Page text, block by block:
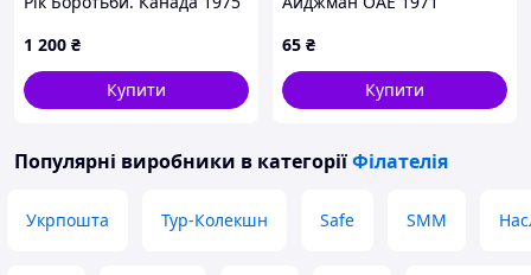
1 200 ₴
Купити
Модильяні Ренуар MNH
65 ₴
Купити
Популярні виробники в категоріїФілателія
Укрпошта Тур-Колекшн Safe SMM